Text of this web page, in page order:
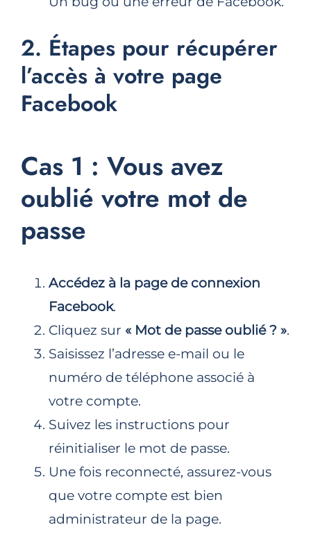
2. Étapes pour récupérer
l’accès à votre page
Facebook
Cas 1 : Vous avez
oublié votre mot de
passe
Accédez à la page de connexion
Facebook.
Cliquez sur « Mot de passe oublié ? ».
Saisissez l’adresse e-mail ou le
numéro de téléphone associé à
votre compte.
Suivez les instructions pour
réinitialiser le mot de passe.
Une fois reconnecté, assurez-vous
que votre compte est bien
administrateur de la page.